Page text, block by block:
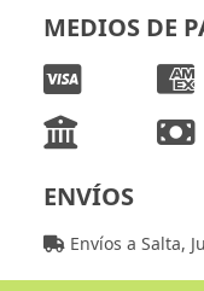
MEDIOS DE
ENVÍOS
Envíos a Salta,